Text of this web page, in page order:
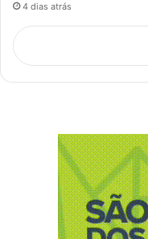
4 dias atrás